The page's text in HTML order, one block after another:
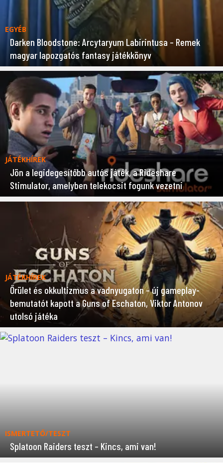
EGYÉB
Darken Bloodstone: Arcytaryum Labirintusa – Remek
magyar lapozgatós fantasy játékkönyv
JÁTÉKHÍREK
Jön a legidegesítőbb autós játék, a Rideshare
Stimulator, amelyben telekocsit fogunk vezetni
JÁTÉKHÍREK
Őrület és okkultizmus a vadnyugaton – új gameplay-
bemutatót kapott a Guns of Eschaton, Viktor Antonov
utolsó játéka
ISMERTETŐ/TESZT
Splatoon Raiders teszt – Kincs, ami van!